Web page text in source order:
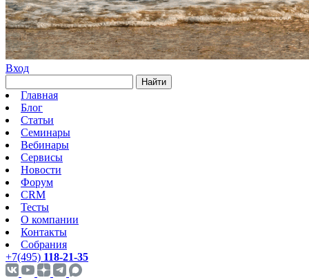
Вход
Найти
Главная
Блог
Статьи
Семинары
Вебинары
Сервисы
Новости
Форум
CRM
Тесты
О компании
Контакты
Собрания
+7(495) 118-21-35